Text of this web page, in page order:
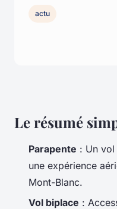
Le résumé
Parapente : Un
une expérience
Mont-Blanc.
Vol biplace :
actu